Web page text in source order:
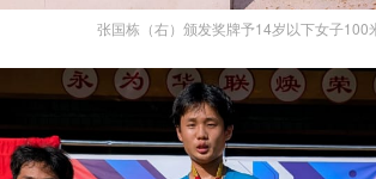
张国栋（右）颁发奖牌予14岁以下女子100